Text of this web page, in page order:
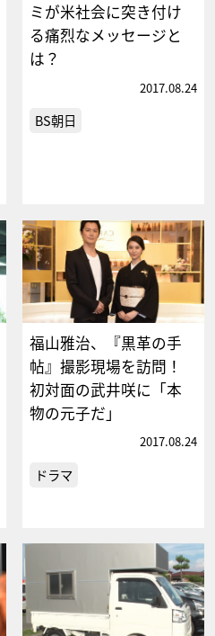
ミが米社会に突き付け
る痛烈なメッセージと
は？
2017.08.24
BS朝日
福山雅治、『黒革の手
帖』撮影現場を訪問！
初対面の武井咲に「本
物の元子だ」
2017.08.24
ドラマ